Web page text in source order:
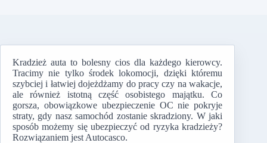
Kradzież auta to bolesny cios dla każdego kierowcy.
Tracimy nie tylko środek lokomocji, dzięki któremu
szybciej i łatwiej dojeżdżamy do pracy czy na wakacje,
ale również istotną część osobistego majątku. Co
gorsza, obowiązkowe ubezpieczenie OC nie pokryje
straty, gdy nasz samochód zostanie skradziony. W jaki
sposób możemy się ubezpieczyć od ryzyka kradzieży?
Rozwiązaniem jest Autocasco.